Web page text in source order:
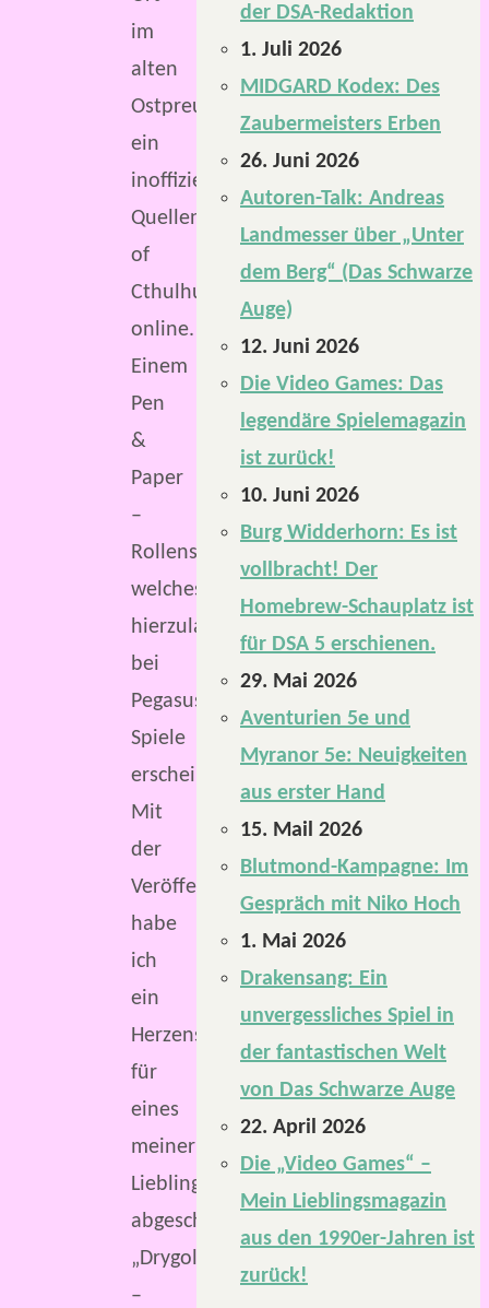
im
alten
Ostpreußen“
ein
inoffizielles
Quellenbuch Call
of
Cthulhu
online.
Einem
Pen
&
Paper
–
Rollenspiel,
welches
hierzulande
bei
Pegasus
Spiele
erscheint.
Mit
der
Veröffentlichung
habe
ich
ein
Herzensprojekt
für
eines
meiner
Lieblingsrollenspiele
abgeschlossen.
„Drygolstadt
–
der DSA-Redaktion
1. Juli 2026
MIDGARD Kodex: Des
Zaubermeisters Erben
26. Juni 2026
Autoren-Talk: Andreas
Landmesser über „Unter
dem Berg“ (Das Schwarze
Auge)
12. Juni 2026
Die Video Games: Das
legendäre Spielemagazin
ist zurück!
10. Juni 2026
Burg Widderhorn: Es ist
vollbracht! Der
Homebrew-Schauplatz ist
für DSA 5 erschienen.
29. Mai 2026
Aventurien 5e und
Myranor 5e: Neuigkeiten
aus erster Hand
15. Mail 2026
Blutmond-Kampagne: Im
Gespräch mit Niko Hoch
1. Mai 2026
Drakensang: Ein
unvergessliches Spiel in
der fantastischen Welt
von Das Schwarze Auge
22. April 2026
Die „Video Games“ –
Mein Lieblingsmagazin
aus den 1990er-Jahren ist
zurück!